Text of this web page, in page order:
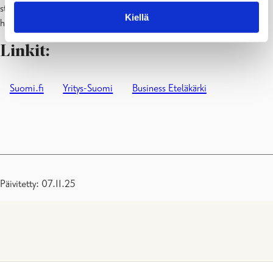
Kiellä
starttirahasta löydät Työmarkkinat-sivustolta. Jos olet kiinnostunut
hakemaan starttirahaa, voit ottaa yhteyttä yrityspalveluumme.
Linkit:
Suomi.fi Yritys-Suomi Business Eteläkärki
Päivitetty: 07.11.25